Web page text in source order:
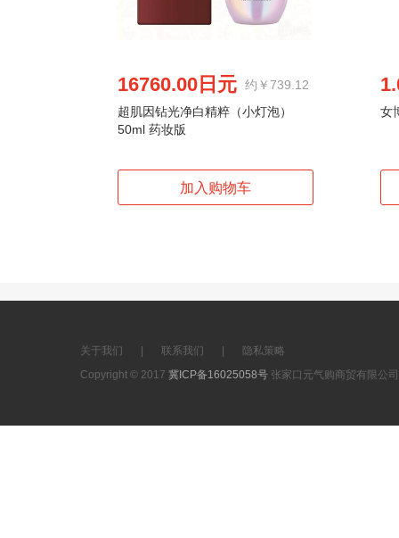
16760.00日元 约￥739.12
超肌因钻光净白精粹（小灯泡）
50ml 药妆版
女
关于我们 联系我们
隐私策略
Copyright © 2017 冀ICP备16025058号 张家口元气购商贸有限公司